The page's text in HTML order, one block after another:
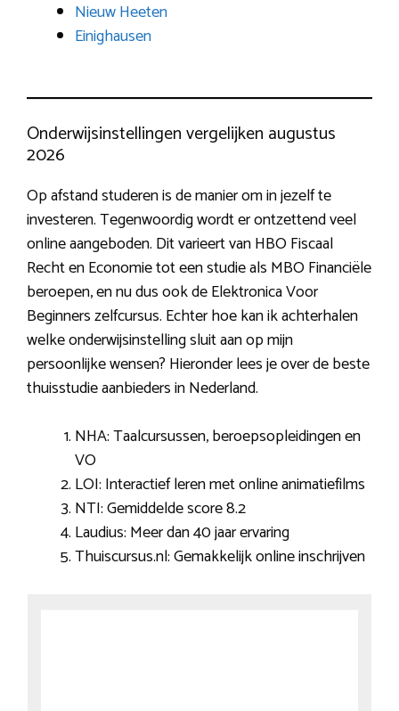
Nieuw Heeten
Einighausen
Onderwijsinstellingen vergelijken augustus
2026
Op afstand studeren is de manier om in jezelf te
investeren. Tegenwoordig wordt er ontzettend veel
online aangeboden. Dit varieert van HBO Fiscaal
Recht en Economie tot een studie als MBO Financiële
beroepen, en nu dus ook de Elektronica Voor
Beginners zelfcursus. Echter hoe kan ik achterhalen
welke onderwijsinstelling sluit aan op mijn
persoonlijke wensen? Hieronder lees je over de beste
thuisstudie aanbieders in Nederland.
NHA: Taalcursussen, beroepsopleidingen en
VO
LOI: Interactief leren met online animatiefilms
NTI: Gemiddelde score 8.2
Laudius: Meer dan 40 jaar ervaring
Thuiscursus.nl: Gemakkelijk online inschrijven